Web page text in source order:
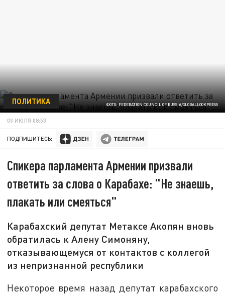
ФОТО: FEDERATION COUNCIL OF RUSSIA/GLOBALLOOKPRESS
ПОЛИТИКА
03 ИЮЛЯ 08:53
ПОДПИШИТЕСЬ:
Спикера парламента Армении призвали
ответить за слова о Карабахе: "Не знаешь,
плакать или смеяться"
Карабахский депутат Метаксе Акопян вновь
обратилась к Алену Симоняну,
отказывающемуся от контактов с коллегой
из непризнанной республики
Некоторое время назад депутат карабахского